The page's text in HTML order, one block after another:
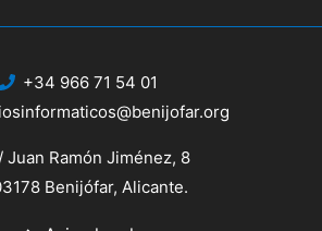
+34 966 71 54 01
Juan Ramón Jiménez, 8
Benijófar, Alicante.